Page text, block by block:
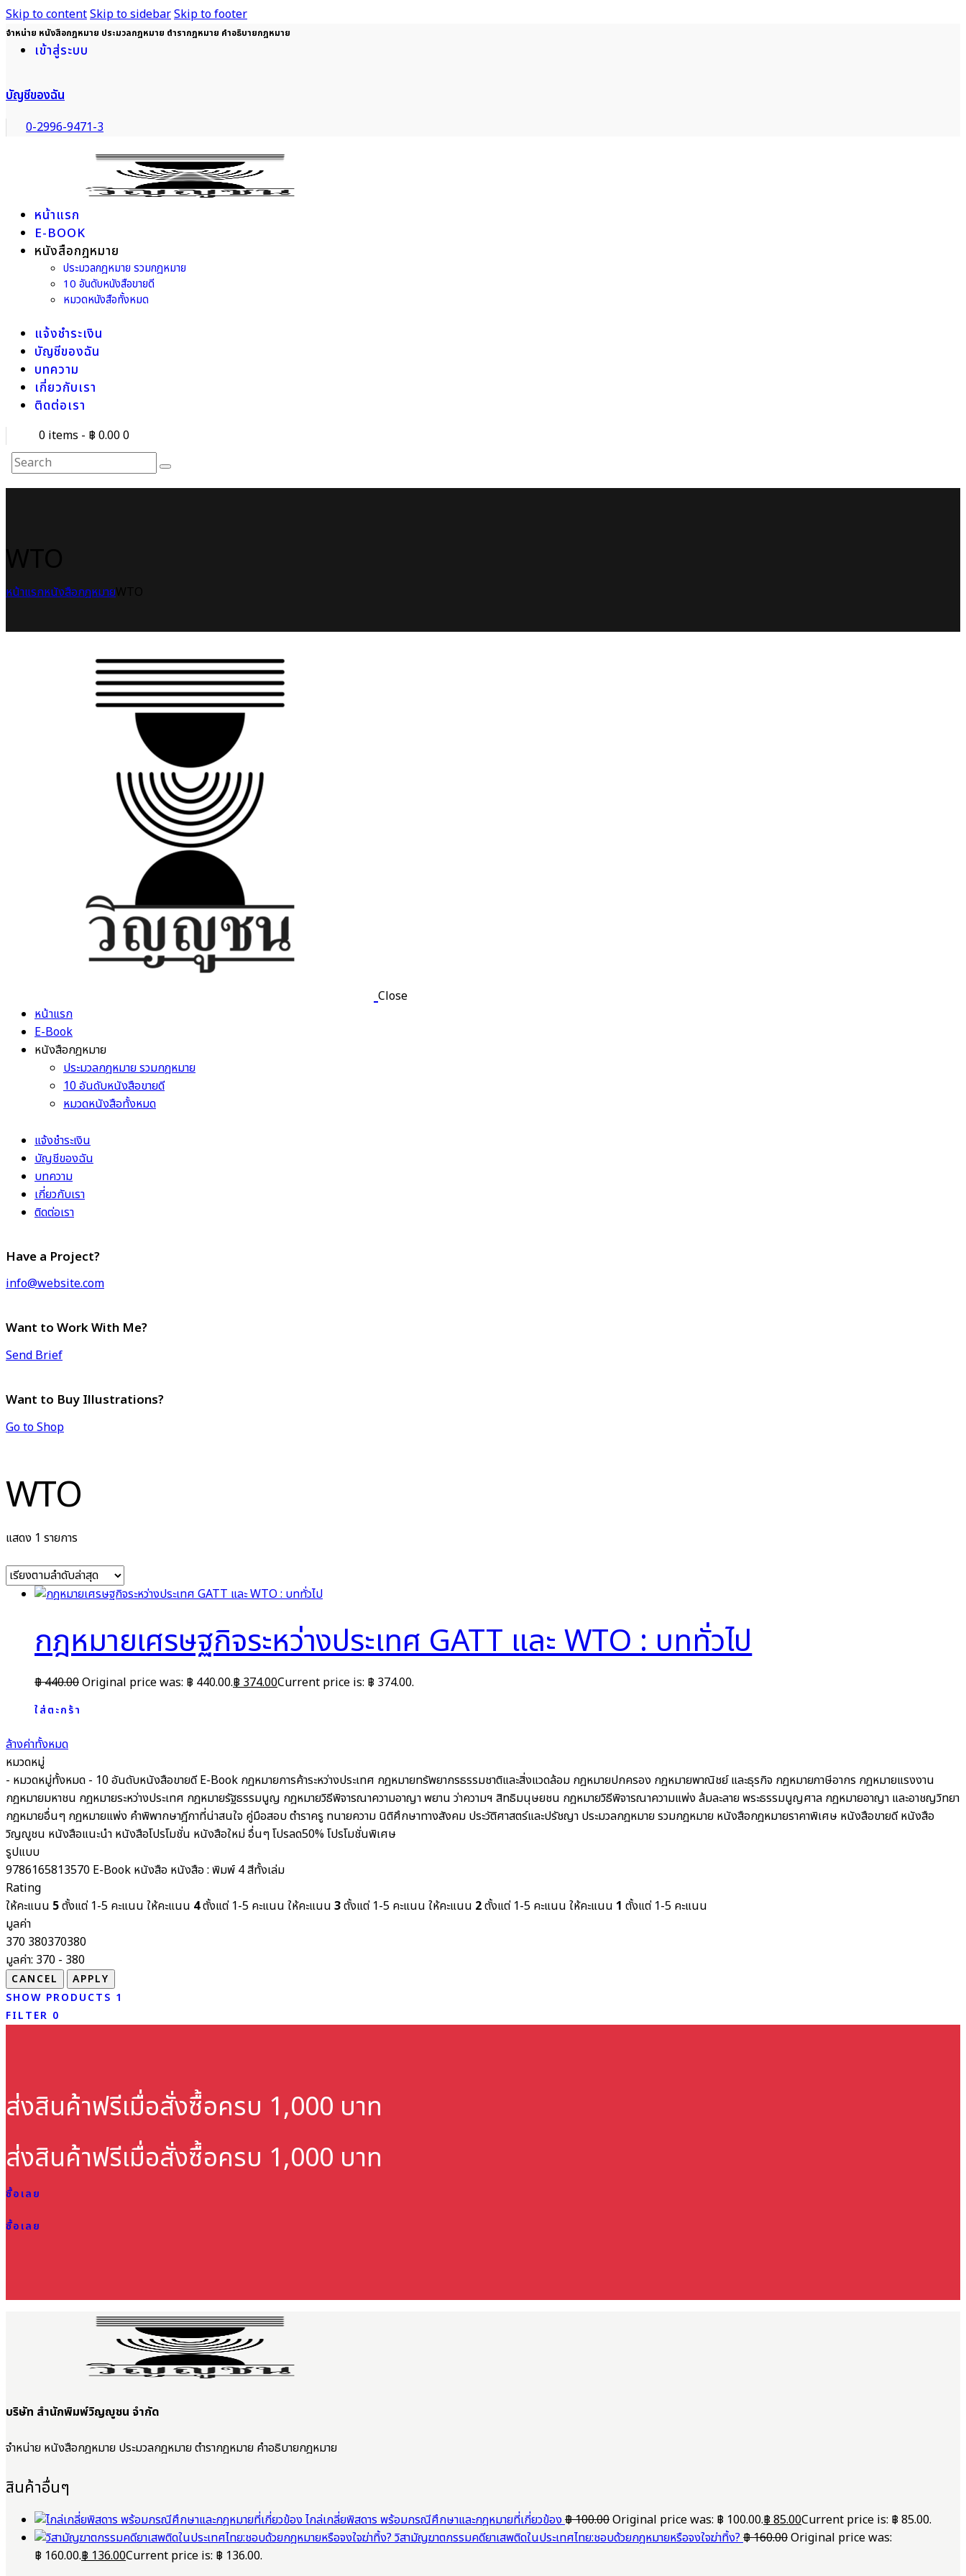
Skip to contentSkip to sidebarSkip to footer
จำหน่าย หนังสือกฎหมาย ประมวลกฎหมาย ตำรากฎหมาย คำอธิบายกฎหมาย
เข้าสู่ระบบ
บัญชีของฉัน
0-2996-9471-3
หน้าแรก
E-BOOK
หนังสือกฎหมาย
ประมวลกฎหมาย รวมกฎหมาย
10 อันดับหนังสือขายดี
หมวดหนังสือทั้งหมด
แจ้งชำระเงิน
บัญชีของฉัน
บทความ
เกี่ยวกับเรา
ติดต่อเรา
0 items - ฿ 0.000
หน้าแรกหนังสือกฎหมาย
Close
หน้าแรก
E-Book
หนังสือกฎหมาย
ประมวลกฎหมาย รวมกฎหมาย
10 อันดับหนังสือขายดี
หมวดหนังสือทั้งหมด
แจ้งชำระเงิน
บัญชีของฉัน
บทความ
เกี่ยวกับเรา
ติดต่อเรา
Have a Project?
info@website.com
Want to Work With Me?
Send Brief
Want to Buy Illustrations?
Go to Shop
WTO
แสดง 1 รายการ
กฎหมายเศรษฐกิจระหว่างประเทศ GATT และ WTO : บททั่วไป
฿440.00Original price was: ฿ 440.00.฿374.00Current price is: ฿ 374.00.
ใส่ตะกร้า
ล้างค่าทั้งหมด
หมวดหมู่
- หมวดหมู่ทั้งหมด - 10 อันดับหนังสือขายดี E-Book กฎหมายการค้าระหว่างประเทศ กฎหมายทรัพยากรธรรมชาติและสิ่งแวดล้อม กฎหมายปกครอง กฎหมายพาณิชย์ และธุรกิจ กฎหมายภาษีอากร กฎหมายแรงงาน
กฎหมายมหาชน กฎหมายระหว่างประเทศ กฎหมายรัฐธรรมนูญ กฎหมายวิธีพิจารณาความอาญา พยาน ว่าความฯ สิทธิมนุษยชน กฎหมายวิธีพิจารณาความแพ่ง ล้มละลาย พระธรรมนูญศาล กฎหมายอาญา และอาชญวิทยา
กฎหมายอื่นๆ กฎหมายแพ่ง คำพิพากษาฎีกาที่น่าสนใจ คู่มือสอบตำราครู ทนายความ นิติศึกษาทางสังคม ประวัติศาสตร์และปรัชญา ประมวลกฎหมาย รวมกฎหมาย หนังสือกฎหมายราคาพิเศษ หนังสือขายดี หนังสือ
วิญญูชน หนังสือแนะนำ หนังสือโปรโมชั่น หนังสือใหม่อื่นๆโปรลด50%โปรโมชั่นพิเศษ
รูปแบบ
9786165813570 E-Book หนังสือ หนังสือ : พิมพ์ 4 สีทั้งเล่ม
Rating
ให้คะแนน 5ตั้งแต่ 1-5 คะแนน ให้คะแนน 4ตั้งแต่ 1-5 คะแนน ให้คะแนน 3ตั้งแต่ 1-5 คะแนน ให้คะแนน 2ตั้งแต่ 1-5 คะแนน ให้คะแนน 1 ตั้งแต่ 1-5 คะแนน
มูลค่า
370 380370380
มูลค่า: 370 - 380
SHOW PRODUCTS 1
FILTER 0
ส่งสินค้าฟรีเมื่อสั่งซื้อครบ 1,000 บาท
ส่งสินค้าฟรีเมื่อสั่งซื้อครบ 1,000 บาท
ซื้อเลย
ซื้อเลย
บริษัท สำนักพิมพ์วิญญูชน จำกัด
จำหน่าย หนังสือกฎหมาย ประมวลกฎหมาย ตำรากฎหมาย คำอธิบายกฎหมาย
สินค้าอื่นๆ
ไกล่เกลี่ยพิสดาร พร้อมกรณีศึกษาและกฎหมายที่เกี่ยวข้อง฿100.00Original price was: ฿ 100.00.฿85.00Current price is: ฿ 85.00.
วิสามัญฆาตกรรมคดียาเสพติดในประเทศไทย:ชอบด้วยกฎหมายหรือจงใจฆ่าทิ้ง?฿160.00Original price was:
฿ 160.00.฿136.00Current price is: ฿ 136.00.